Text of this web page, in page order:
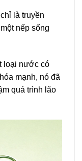
là truyền
nếp sống
loại nước có
mạnh, nó đã
quá trình lão